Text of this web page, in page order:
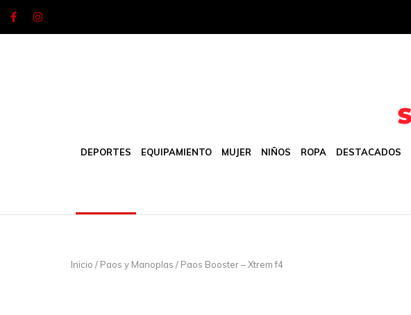
DEPORTES EQUIPAMIENTO MUJER NIÑOS ROPA DESTACADOS
Inicio / Paos y Manoplas / Paos Booster – Xtrem f4